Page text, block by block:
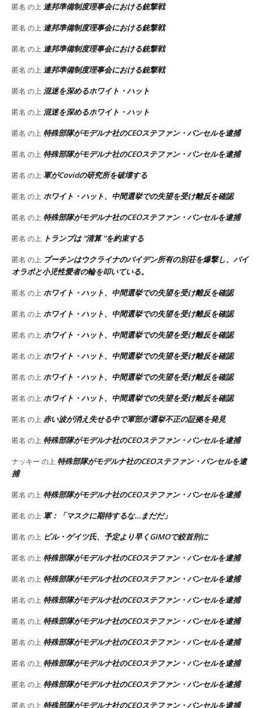
匿名 の上 連邦準備制度理事会における銃撃戦
匿名 の上 連邦準備制度理事会における銃撃戦
匿名 の上 連邦準備制度理事会における銃撃戦
匿名 の上 連邦準備制度理事会における銃撃戦
匿名 の上 混迷を深めるホワイト・ハット
匿名 の上 混迷を深めるホワイト・ハット
匿名 の上 特殊部隊がモデルナ社のCEOステファン・バンセルを逮捕
匿名 の上 特殊部隊がモデルナ社のCEOステファン・バンセルを逮捕
匿名 の上 軍がCovidの研究所を破壊する
匿名 の上 ホワイト・ハット、中間選挙での失望を受け離反を確認
匿名 の上 特殊部隊がモデルナ社のCEOステファン・バンセルを逮捕
匿名 の上 トランプは “清算 “を約束する
匿名 の上 プーチンはウクライナのバイデン所有の別荘を爆撃し、バイ
オラボと小児性愛者の輪を叩いている。
匿名 の上 ホワイト・ハット、中間選挙での失望を受け離反を確認
匿名 の上 ホワイト・ハット、中間選挙での失望を受け離反を確認
匿名 の上 ホワイト・ハット、中間選挙での失望を受け離反を確認
匿名 の上 ホワイト・ハット、中間選挙での失望を受け離反を確認
匿名 の上 ホワイト・ハット、中間選挙での失望を受け離反を確認
匿名 の上 ホワイト・ハット、中間選挙での失望を受け離反を確認
匿名 の上 赤い波が消え失せる中で軍部が選挙不正の証拠を発見
匿名 の上 特殊部隊がモデルナ社のCEOステファン・バンセルを逮捕
ナッキー の上 特殊部隊がモデルナ社のCEOステファン・バンセルを逮
捕
匿名 の上 特殊部隊がモデルナ社のCEOステファン・バンセルを逮捕
匿名 の上 軍：「マスクに期待するな…まだだ」
匿名 の上 ビル・ゲイツ氏、予定より早くGIMOで絞首刑に
匿名 の上 特殊部隊がモデルナ社のCEOステファン・バンセルを逮捕
匿名 の上 特殊部隊がモデルナ社のCEOステファン・バンセルを逮捕
匿名 の上 特殊部隊がモデルナ社のCEOステファン・バンセルを逮捕
匿名 の上 特殊部隊がモデルナ社のCEOステファン・バンセルを逮捕
匿名 の上 特殊部隊がモデルナ社のCEOステファン・バンセルを逮捕
匿名 の上 特殊部隊がモデルナ社のCEOステファン・バンセルを逮捕
匿名 の上 特殊部隊がモデルナ社のCEOステファン・バンセルを逮捕
匿名 の上 特殊部隊がモデルナ社のCEOステファン・バンセルを逮捕